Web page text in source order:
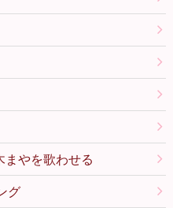
やを歌わせる
グ